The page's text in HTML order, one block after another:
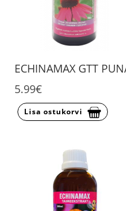
ECHINAMAX GTT
5.99€
Lisa ostukorvi